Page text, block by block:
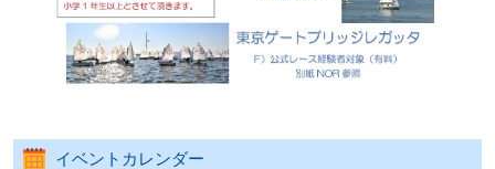
イベントカレンダー